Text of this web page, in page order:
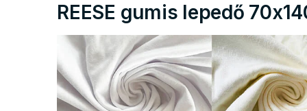
REESE gumis lepedő